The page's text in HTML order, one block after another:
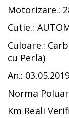
Motorizare.:
Cutie.:
Culoare.:
cu Perla)
An.:
Norma
Km Reali